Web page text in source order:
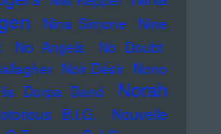
Nina Simone
Nine
No Angels
No Doubt
Noir Désir Nono
Dorpa Band
Norah
B.I.G.
Nouvelle